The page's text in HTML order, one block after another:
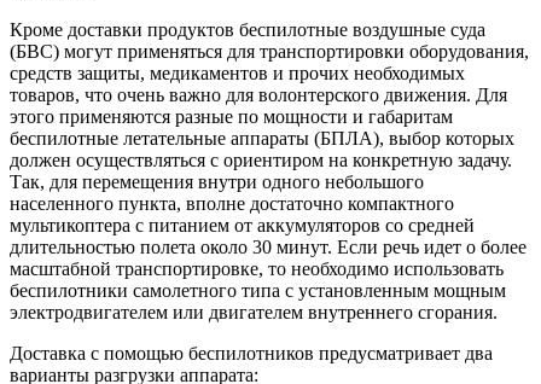
Кроме доставки продуктов беспилотные воздушные суда
(БВС) могут применяться для транспортировки оборудования,
средств защиты, медикаментов и прочих необходимых
товаров, что очень важно для волонтерского движения. Для
этого применяются разные по мощности и габаритам
беспилотные летательные аппараты (БПЛА), выбор которых
должен осуществляться с ориентиром на конкретную задачу.
Так, для перемещения внутри одного небольшого
населенного пункта, вполне достаточно компактного
мультикоптера с питанием от аккумуляторов со средней
длительностью полета около 30 минут. Если речь идет о более
масштабной транспортировке, то необходимо использовать
беспилотники самолетного типа с установленным мощным
электродвигателем или двигателем внутреннего сгорания.
Доставка с помощью беспилотников предусматривает два
варианты разгрузки аппарата: